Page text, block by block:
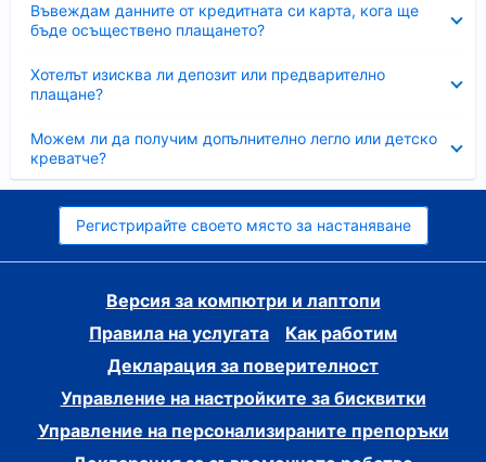
Въвеждам данните от кредитната си карта, кога ще
бъде осъществено плащането?
Хотелът изисква ли депозит или предварително
плащане?
Можем ли да получим допълнително легло или детско
креватче?
Регистрирайте своето място за настаняване
Версия за компютри и лаптопи
Правила на услугата
Как работим
Декларация за поверителност
Управление на настройките за бисквитки
Управление на персонализираните препоръки